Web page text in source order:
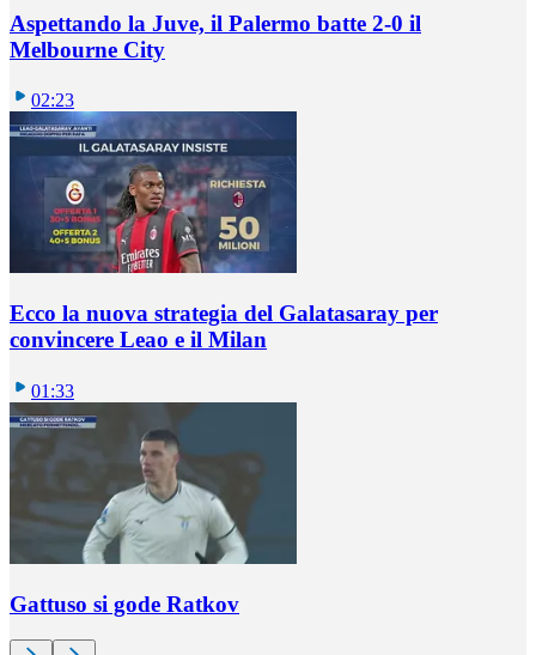
Aspettando la Juve, il Palermo batte 2-0 il
Melbourne City
02:23
Ecco la nuova strategia del Galatasaray per
convincere Leao e il Milan
01:33
Gattuso si gode Ratkov